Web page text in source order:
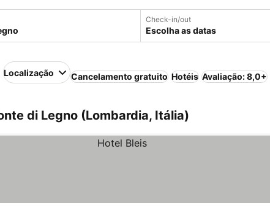
Check-in/out
Escolha as datas
Localização Cancelamento gratuito Hotéis Avaliação: 8,0+
di Legno (Lombardia, Itália)